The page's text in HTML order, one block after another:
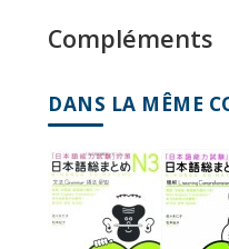
Compléments
DANS LA MÊME